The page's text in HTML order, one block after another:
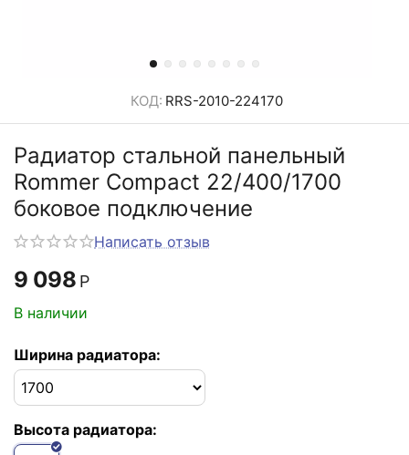
КОД: RRS-2010-224170
Радиатор стальной панельный
Rommer Compact 22/400/1700
боковое подключение
Написать отзыв
9 098 Р
В наличии
Ширина радиатора:
Высота радиатора: